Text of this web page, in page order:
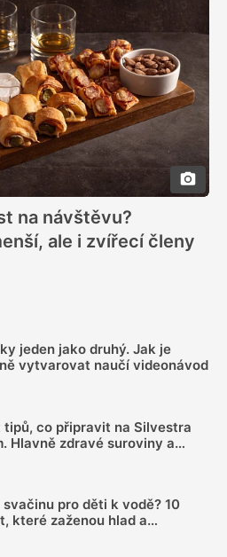
na návštěvu?
ale i zvířecí členy
jeden jako druhý. Jak je
vytvarovat naučí videonávod
tipů, co připravit na Silvestra
Hlavně zdravé suroviny a
svačinu pro děti k vodě? 10
které zaženou hlad a